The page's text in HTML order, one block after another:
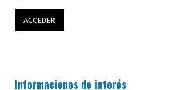
Informaciones de interés